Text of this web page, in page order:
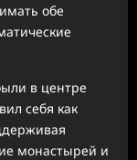
обе
в центре
себя как
монастырей и